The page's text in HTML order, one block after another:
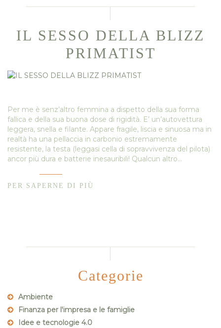
IL SESSO DELLA BLIZZ
PRIMATIST
Per me è senz’altro femmina a dispetto della sua forma
fallica e della sua buona dose di rigidità. E’ un’autovettura
leggera, snella e filante. Appare fragile, liscia e sinuosa ma in
realtà ha una pellaccia in carbonio estremamente
resistente, la testa (leggasi cella di sopravvivenza del pilota)
ancor più dura e batterie inesauribili! Qualcun altro…
PER SAPERNE DI PIÙ
Categorie
Ambiente
Finanza per l'impresa e le famiglie
Idee e tecnologie 4.0